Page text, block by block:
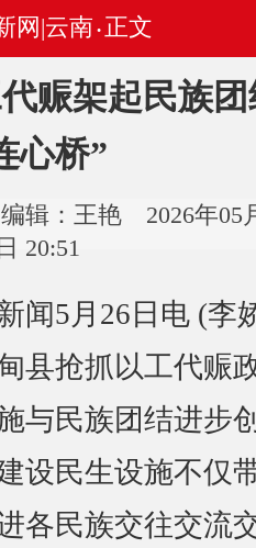
网|云南 • 正文
赈架起民族
心桥”
辑：王艳 2026年05
20:51
5月26日电 (李
县抢抓以工代赈
与民族团结进步
设民生设施不仅
各民族交往交流